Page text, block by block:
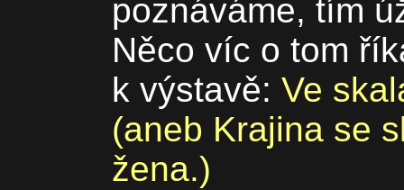
poznáváme, tím
Něco víc o tom
k výstavě: Ve
(aneb Krajina se
žena.)